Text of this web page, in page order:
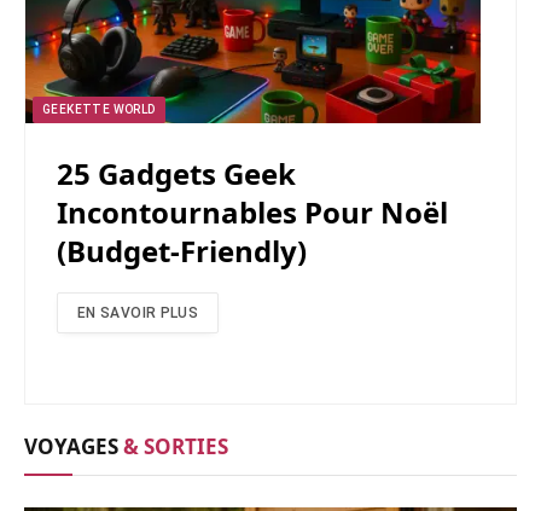
GEEKETTE WORLD
25 Gadgets Geek
Incontournables Pour Noël
(budget-Friendly)
EN SAVOIR PLUS
VOYAGES& SORTIES